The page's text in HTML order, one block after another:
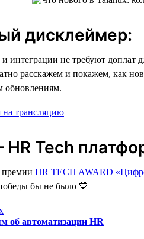
дисклеймер:
интеграции не требуют доплат
расскажем и покажем, как
обновлениям.
на трансляцию
Tech
HR TECH AWARD
бы не было 💙
об автоматизации HR